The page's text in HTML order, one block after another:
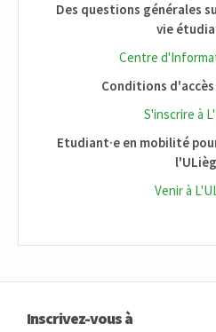
Des questions générales
vie
Centre
Conditions
S'inscrire à
Etudiant·e en mobilité
Venir à
Inscrivez-vous à